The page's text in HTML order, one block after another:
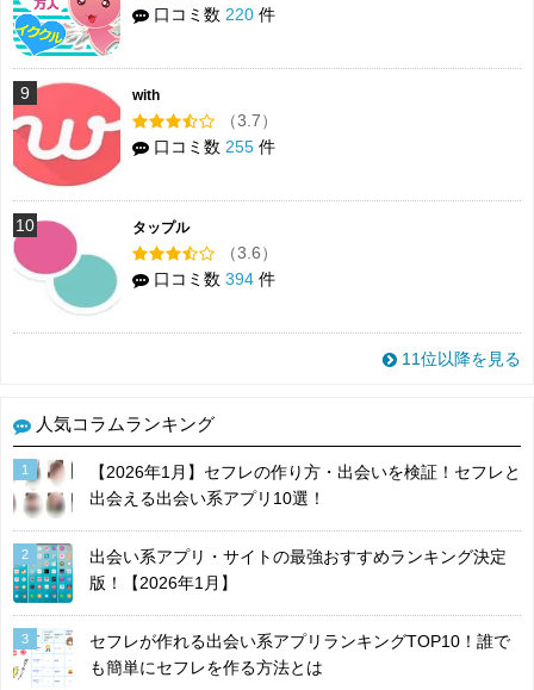
口コミ数 220 件
9 with
（3.7）
口コミ数 255 件
10 タップル
（3.6）
口コミ数 394 件
11位以降を見る
人気コラムランキング
1
【2026年1月】セフレの作り方・出会いを検証！セフレと
出会える出会い系アプリ10選！
2
出会い系アプリ・サイトの最強おすすめランキング決定
版！【2026年1月】
3
セフレが作れる出会い系アプリランキングTOP10！誰で
も簡単にセフレを作る方法とは